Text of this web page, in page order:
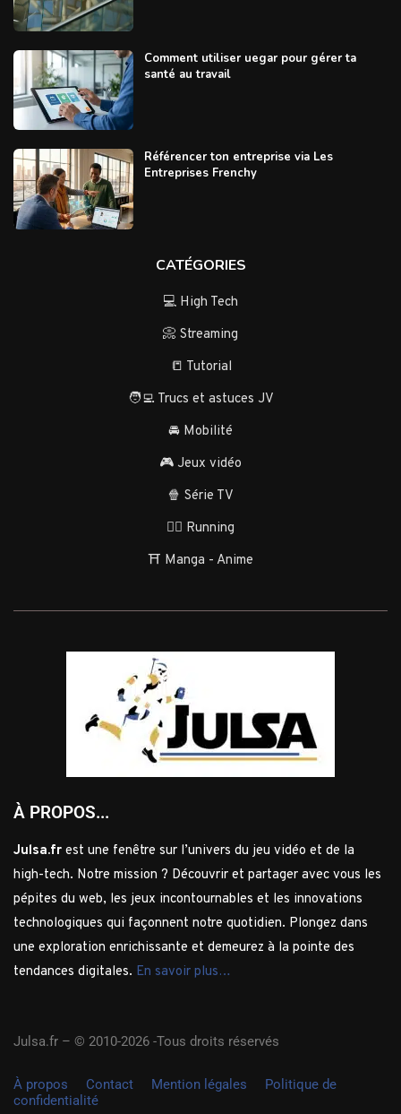
Comment utiliser uegar pour gérer ta
santé au travail
Référencer ton entreprise via Les
Entreprises Frenchy
CATÉGORIES
💻 High Tech
📀 Streaming
📒 Tutorial
🧑‍💻 Trucs et astuces JV
🚘 Mobilité
🎮 Jeux vidéo
🍿 Série TV
🏃‍♂️ Running
⛩️ Manga - Anime
À PROPOS...
Julsa.fr est une fenêtre sur l’univers du jeu vidéo et de la
high-tech. Notre mission ? Découvrir et partager avec vous les
pépites du web, les jeux incontournables et les innovations
technologiques qui façonnent notre quotidien. Plongez dans
une exploration enrichissante et demeurez à la pointe des
tendances digitales. En savoir plus…
Julsa.fr – © 2010-2026 -Tous droits réservés
À propos Contact Mention légales
Politique de
confidentialité